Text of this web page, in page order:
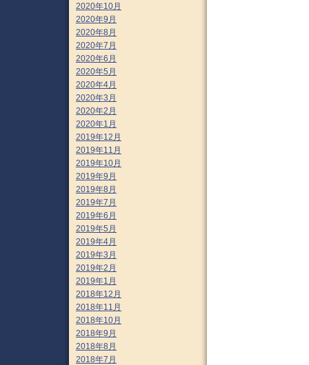
2020年10月
2020年9月
2020年8月
2020年7月
2020年6月
2020年5月
2020年4月
2020年3月
2020年2月
2020年1月
2019年12月
2019年11月
2019年10月
2019年9月
2019年8月
2019年7月
2019年6月
2019年5月
2019年4月
2019年3月
2019年2月
2019年1月
2018年12月
2018年11月
2018年10月
2018年9月
2018年8月
2018年7月